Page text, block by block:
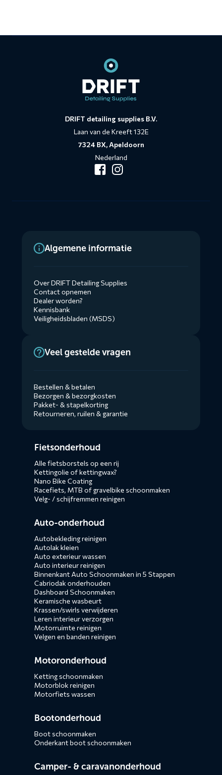
DRIFT detailing supplies B.V.
Laan van de Kreeft 132E
7324 BX, Apeldoorn
Nederland
Algemene informatie
Over DRIFT Detailing Supplies
Contact opnemen
Dealer worden?
Kennisbank
Veiligheidsbladen (MSDS)
Veel gestelde vragen
Bestellen & betalen
Bezorgen & bezorgkosten
Pakket- & stapelkorting
Retourneren, ruilen & garantie
menusFietsonderhoud
Alle fietsborstels op een rij
Kettingolie of kettingwax?
Nano Bike Coating
Racefiets, MTB of gravelbike schoonmaken
Velg- / schijfremmen reinigen
Auto-onderhoud
Autobekleding reinigen
Autolak kleien
Auto exterieur wassen
Auto interieur reinigen
Binnenkant Auto Schoonmaken in 5 Stappen
Cabriodak onderhouden
Dashboard Schoonmaken
Keramische wasbeurt
Krassen/swirls verwijderen
Leren interieur verzorgen
Motorruimte reinigen
Velgen en banden reinigen
Motoronderhoud
Ketting schoonmaken
Motorblok reinigen
Motorfiets wassen
Bootonderhoud
Boot schoonmaken
Onderkant boot schoonmaken
Camper- & caravanonderhoud